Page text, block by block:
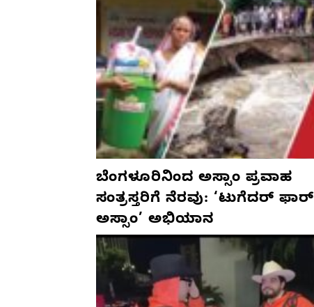
ಬೆಂಗಳೂರಿನಿಂದ ಅಸ್ಸಾಂ ಪ್ರವಾಹ
ಸಂತ್ರಸ್ತರಿಗೆ ನೆರವು: ‘ಟುಗೆದರ್ ಫಾರ್
ಅಸ್ಸಾಂ’ ಅಭಿಯಾನ